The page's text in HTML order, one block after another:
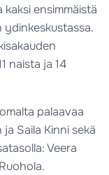
kaksi ensimmäistä
ydinkeskustassa.
naista ja 14
palaavaa
Saila Kinni sekä
Veera